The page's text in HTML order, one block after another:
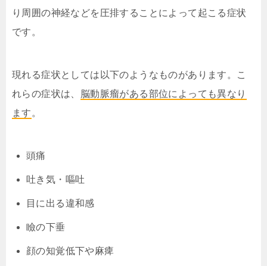
り周囲の神経などを圧排することによって起こる症状
です。
現れる症状としては以下のようなものがあります。こ
れらの症状は、 脳動脈瘤がある部位によっても異なり
ます。
頭痛
吐き気・嘔吐
目に出る違和感
瞼の下垂
顔の知覚低下や麻痺